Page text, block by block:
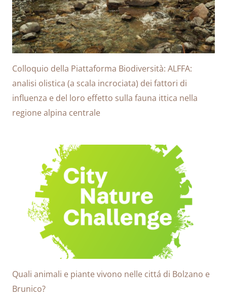
Colloquio della Piattaforma Biodiversità: ALFFA:
analisi olistica (a scala incrociata) dei fattori di
influenza e del loro effetto sulla fauna ittica nella
regione alpina centrale
Quali animali e piante vivono nelle cittá di Bolzano e
Brunico?